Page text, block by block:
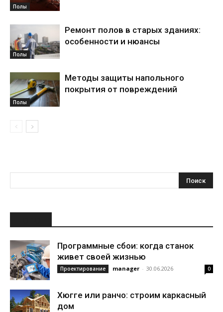
Полы
Полы
Ремонт полов в старых зданиях:
особенности и нюансы
Полы
Методы защиты напольного
покрытия от повреждений
Программные сбои: когда станок
живет своей жизнью
Проектирование manager - 30.06.2026 0
Хюгге или ранчо: строим каркасный
дом